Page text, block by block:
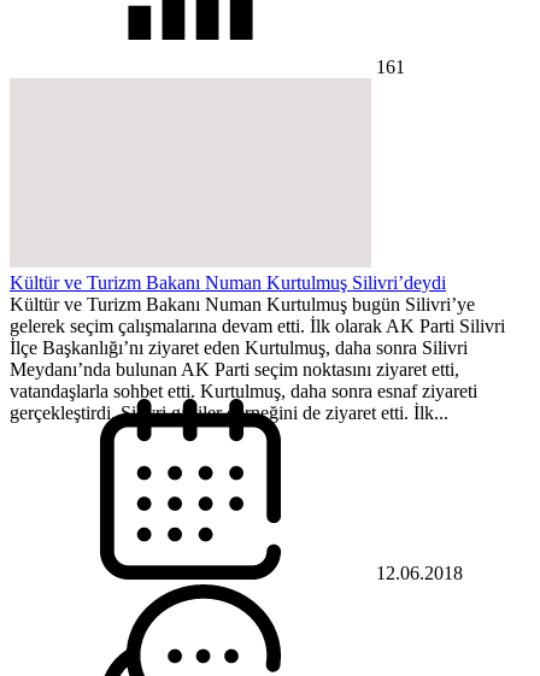
161
Kültür ve Turizm Bakanı Numan Kurtulmuş Silivri’deydi
Kültür ve Turizm Bakanı Numan Kurtulmuş bugün Silivri’ye
gelerek seçim çalışmalarına devam etti. İlk olarak AK Parti Silivri
İlçe Başkanlığı’nı ziyaret eden Kurtulmuş, daha sonra Silivri
Meydanı’nda bulunan AK Parti seçim noktasını ziyaret etti,
vatandaşlarla sohbet etti. Kurtulmuş, daha sonra esnaf ziyareti
gerçekleştirdi. Silivri gaziler derneğini de ziyaret etti. İlk...
12.06.2018